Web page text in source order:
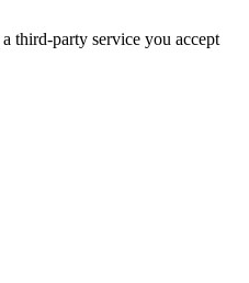
third-party service you accept